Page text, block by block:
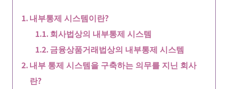
내부통제 시스템이란?
회사법상의 내부통제 시스템
금융상품거래법상의 내부통제 시스템
내부 통제 시스템을 구축하는 의무를 지닌 회사
란?